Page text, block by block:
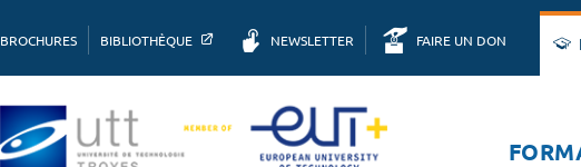
BROCHURES BIBLIOTHÈQUE NEWSLETTER FAIRE UN DON